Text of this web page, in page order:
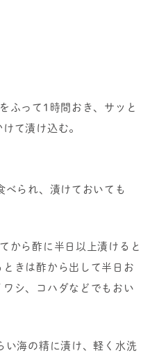
ふって1時間おき、サッと
て漬け込む。
られ、漬けておいても
から酢に半日以上漬けると
きは酢から出して半日お
シ、コハダなどでもおい
い海の精に漬け、軽く水洗